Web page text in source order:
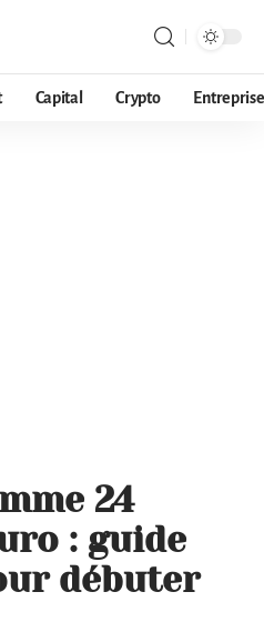
Capital Crypto Entreprise
24
: guide
débuter